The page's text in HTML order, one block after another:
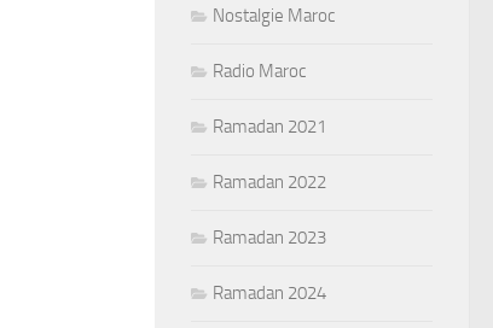
Nostalgie Maroc
Radio Maroc
Ramadan 2021
Ramadan 2022
Ramadan 2023
Ramadan 2024